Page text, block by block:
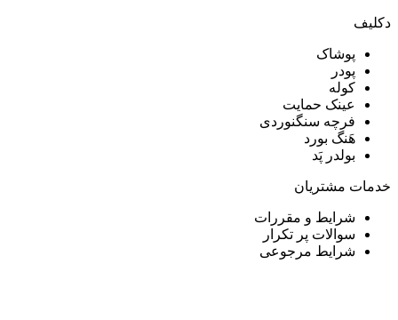
دکلیف​
پوشاک
پودر
کوله
عینک حمایت
فرچه سنگنوردی
هَنگ بورد
بولدر پَد
خدمات مشتریان
شرایط و مقررات
سوالات پر تکرار
شرایط مرجوعی